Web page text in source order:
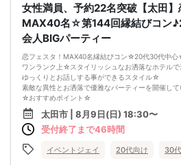
【開催にあたって】
会場内でのマスクの着用は施設側の方針に準拠いた
には任意となります。
女性満員、予約22名突破【太田】
MAX40名☆第144回縁結びコン
会人BIGパーティー
恋フェスタ！MAX40名縁結びコン☆20代30代中心
ワンランク上☆スタイリッシュなお洒落なホテル
ゆっくりとお話しする事ができるスタイル☆
素敵な異性とお洒落で優雅なパーティーを開催し
☆おすすめポイント☆
・素敵なパートナーと出会いたい♪
・気軽にお友達から始めたい♪
・お一人でのご参加70%以上♪
・フリータイム無しでお一人様でのご参加も安心♪
太田市 | 8月9日(日) 18:30〜
受付終了まで46時間
イベントジェイ 20代向け 30